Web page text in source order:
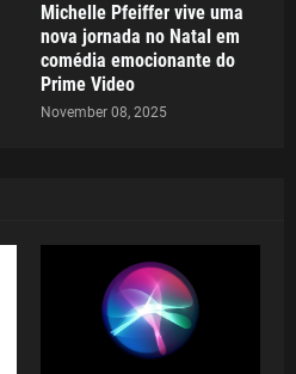
Michelle Pfeiffer vive uma
nova jornada no Natal em
comédia emocionante do
Prime Video
November 08, 2025